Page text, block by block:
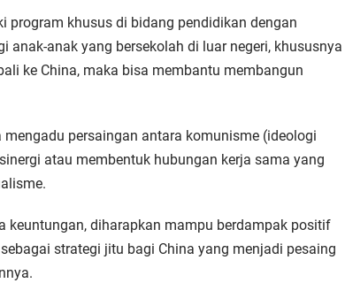
program khusus di bidang pendidikan dengan
anak-anak yang bersekolah di luar negeri, khususnya
ke China, maka bisa membantu membangun
persaingan antara komunisme (ideologi
atau membentuk hubungan kerja sama yang
keuntungan, diharapkan mampu berdampak positif
strategi jitu bagi China yang menjadi pesaing